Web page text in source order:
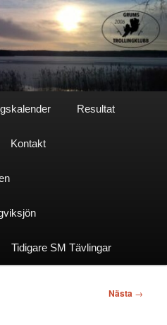
Resultat
Kontakt
Tidigare SM Tävlingar
Nästa →